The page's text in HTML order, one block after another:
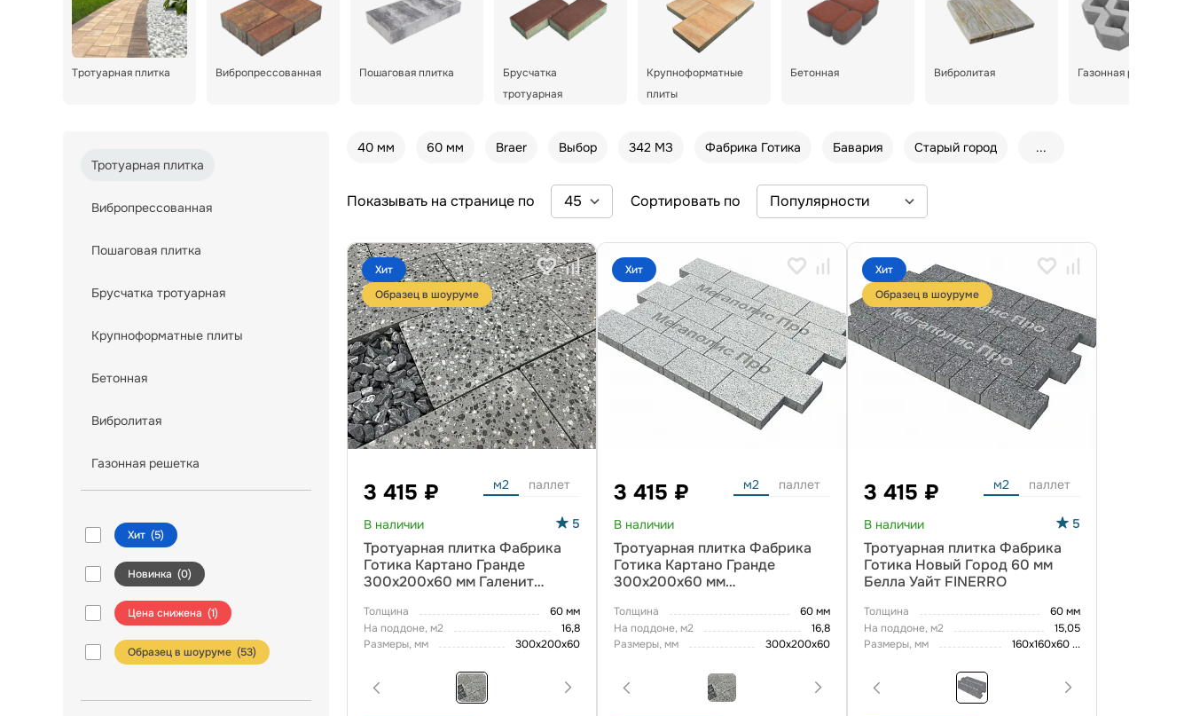
Тротуарная плитка Вибропрессованная Пошаговая плитка
Брусчатка
тротуарная
Крупноформатные
плиты
Бетонная Вибролитая Газонная решетка
Тротуарная плитка
Вибропрессованная
Пошаговая плитка
Брусчатка тротуарная
Крупноформатные плиты
Бетонная
Вибролитая
Газонная решетка
Хит(5)
Новинка (0)
Цена снижена (1)
Образец в шоуруме (53)
40 мм 60 мм Braer Выбор 342 МЗ Фабрика Готика Бавария Старый город ...
Показывать на странице по Сортировать по
Хит
Образец в шоуруме
3 415 ₽ м2 паллет
В наличии 5
Тротуарная плитка Фабрика
Готика Картано Гранде
300х200х60 мм Галенит
Толщина
60 мм
На поддоне, м2
16,8
Размеры, мм
300х200х60
Хит
3 415 ₽ м2 паллет
В наличии
Тротуарная плитка Фабрика
Готика Картано Гранде
300х200х60 мм
Толщина
60 мм
На поддоне, м2
16,8
Размеры, мм
300х200х60
Хит
Образец в шоуруме
3 415 ₽ м2 паллет
В наличии 5
Тротуарная плитка Фабрика
Готика Новый Город 60 мм
Белла Уайт FINERRO
Толщина
60 мм
На поддоне, м2
15,05
Размеры, мм
160х160х60...